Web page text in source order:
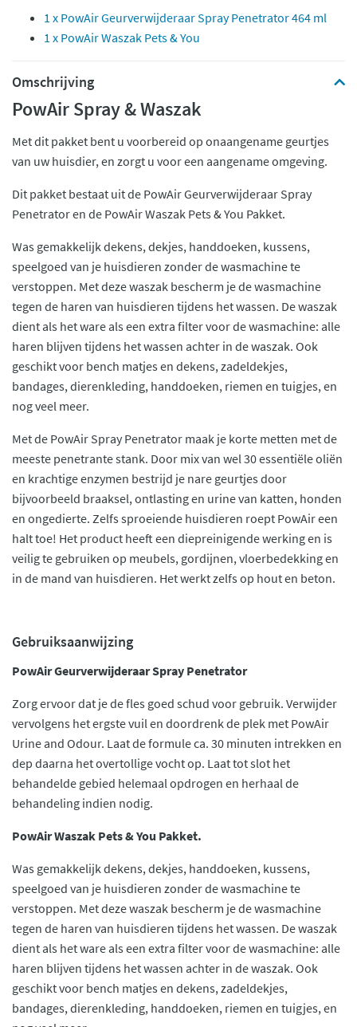
1 x PowAir Geurverwijderaar Spray Penetrator 464 ml
1 x PowAir Waszak Pets & You
Omschrijving
PowAir Spray & Waszak
Met dit pakket bent u voorbereid op onaangename geurtjes
van uw huisdier, en zorgt u voor een aangename omgeving.
Dit pakket bestaat uit de PowAir Geurverwijderaar Spray
Penetrator en de PowAir Waszak Pets & You Pakket.
Was gemakkelijk dekens, dekjes, handdoeken, kussens,
speelgoed van je huisdieren zonder de wasmachine te
verstoppen. Met deze waszak bescherm je de wasmachine
tegen de haren van huisdieren tijdens het wassen. De waszak
dient als het ware als een extra filter voor de wasmachine: alle
haren blijven tijdens het wassen achter in de waszak. Ook
geschikt voor bench matjes en dekens, zadeldekjes,
bandages, dierenkleding, handdoeken, riemen en tuigjes, en
nog veel meer.
Met de PowAir Spray Penetrator maak je korte metten met de
meeste penetrante stank. Door mix van wel 30 essentiële oliën
en krachtige enzymen bestrijd je nare geurtjes door
bijvoorbeeld braaksel, ontlasting en urine van katten, honden
en ongedierte. Zelfs sproeiende huisdieren roept PowAir een
halt toe! Het product heeft een diepreinigende werking en is
veilig te gebruiken op meubels, gordijnen, vloerbedekking en
in de mand van huisdieren. Het werkt zelfs op hout en beton.
Gebruiksaanwijzing
PowAir Geurverwijderaar Spray Penetrator
Zorg ervoor dat je de fles goed schud voor gebruik. Verwijder
vervolgens het ergste vuil en doordrenk de plek met PowAir
Urine and Odour. Laat de formule ca. 30 minuten intrekken en
dep daarna het overtollige vocht op. Laat tot slot het
behandelde gebied helemaal opdrogen en herhaal de
behandeling indien nodig.
PowAir Waszak Pets & You Pakket.
Was gemakkelijk dekens, dekjes, handdoeken, kussens,
speelgoed van je huisdieren zonder de wasmachine te
verstoppen. Met deze waszak bescherm je de wasmachine
tegen de haren van huisdieren tijdens het wassen. De waszak
dient als het ware als een extra filter voor de wasmachine: alle
haren blijven tijdens het wassen achter in de waszak. Ook
geschikt voor bench matjes en dekens, zadeldekjes,
bandages, dierenkleding, handdoeken, riemen en tuigjes, en